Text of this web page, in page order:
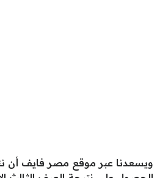
ويسعدنا عبر موقع مصر فايف أن